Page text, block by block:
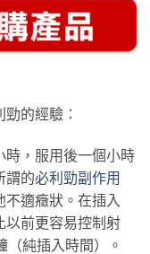
的經驗：
時，服用後一個小時
謂的必利勁副作用
適癥狀。在插入
以前更容易控制射
純插入時間）。